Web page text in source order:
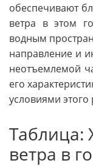
обеспечивают
ветра в этом
водным
направление и
неотъемлемой
его
условиями этого
Таблица:
ветра в